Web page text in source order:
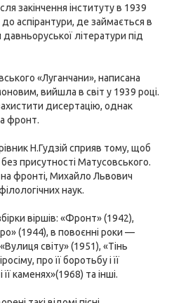
закінчення інституту в 1939
аспірантури, де займається в
літератури під
«Луганчани», написана
вийшла в світ у 1939 році.
дисертацію, однак
фронт.
Н.Гудзій сприяв тому, щоб
присутності Матусовського.
фронті, Михайло Львович
наук.
віршів: «Фронт» (1942),
(1944), в повоєнні роки —
світу» (1951), «Тінь
про її боротьбу і її
каменях»(1968) та інші.